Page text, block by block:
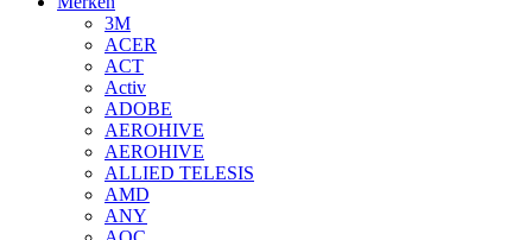
3M
ACER
ACT
Activ
ADOBE
AEROHIVE
AEROHIVE
ALLIED TELESIS
AMD
ANY